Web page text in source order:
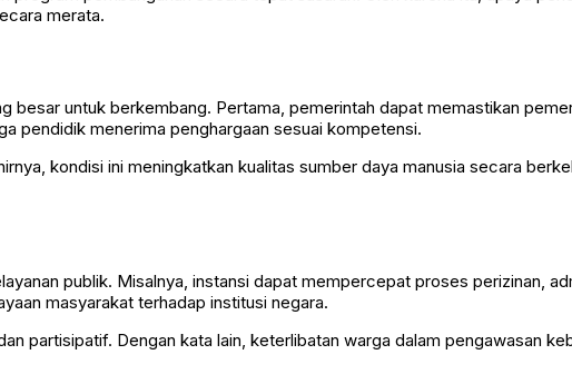
merata.
untuk berkembang. Pertama, pemerintah dapat memastikan
pendidik menerima penghargaan sesuai kompetensi.
kondisi ini meningkatkan kualitas sumber daya manusia secara
publik. Misalnya, instansi dapat mempercepat proses perizinan,
masyarakat terhadap institusi negara.
partisipatif. Dengan kata lain, keterlibatan warga dalam pengawasan